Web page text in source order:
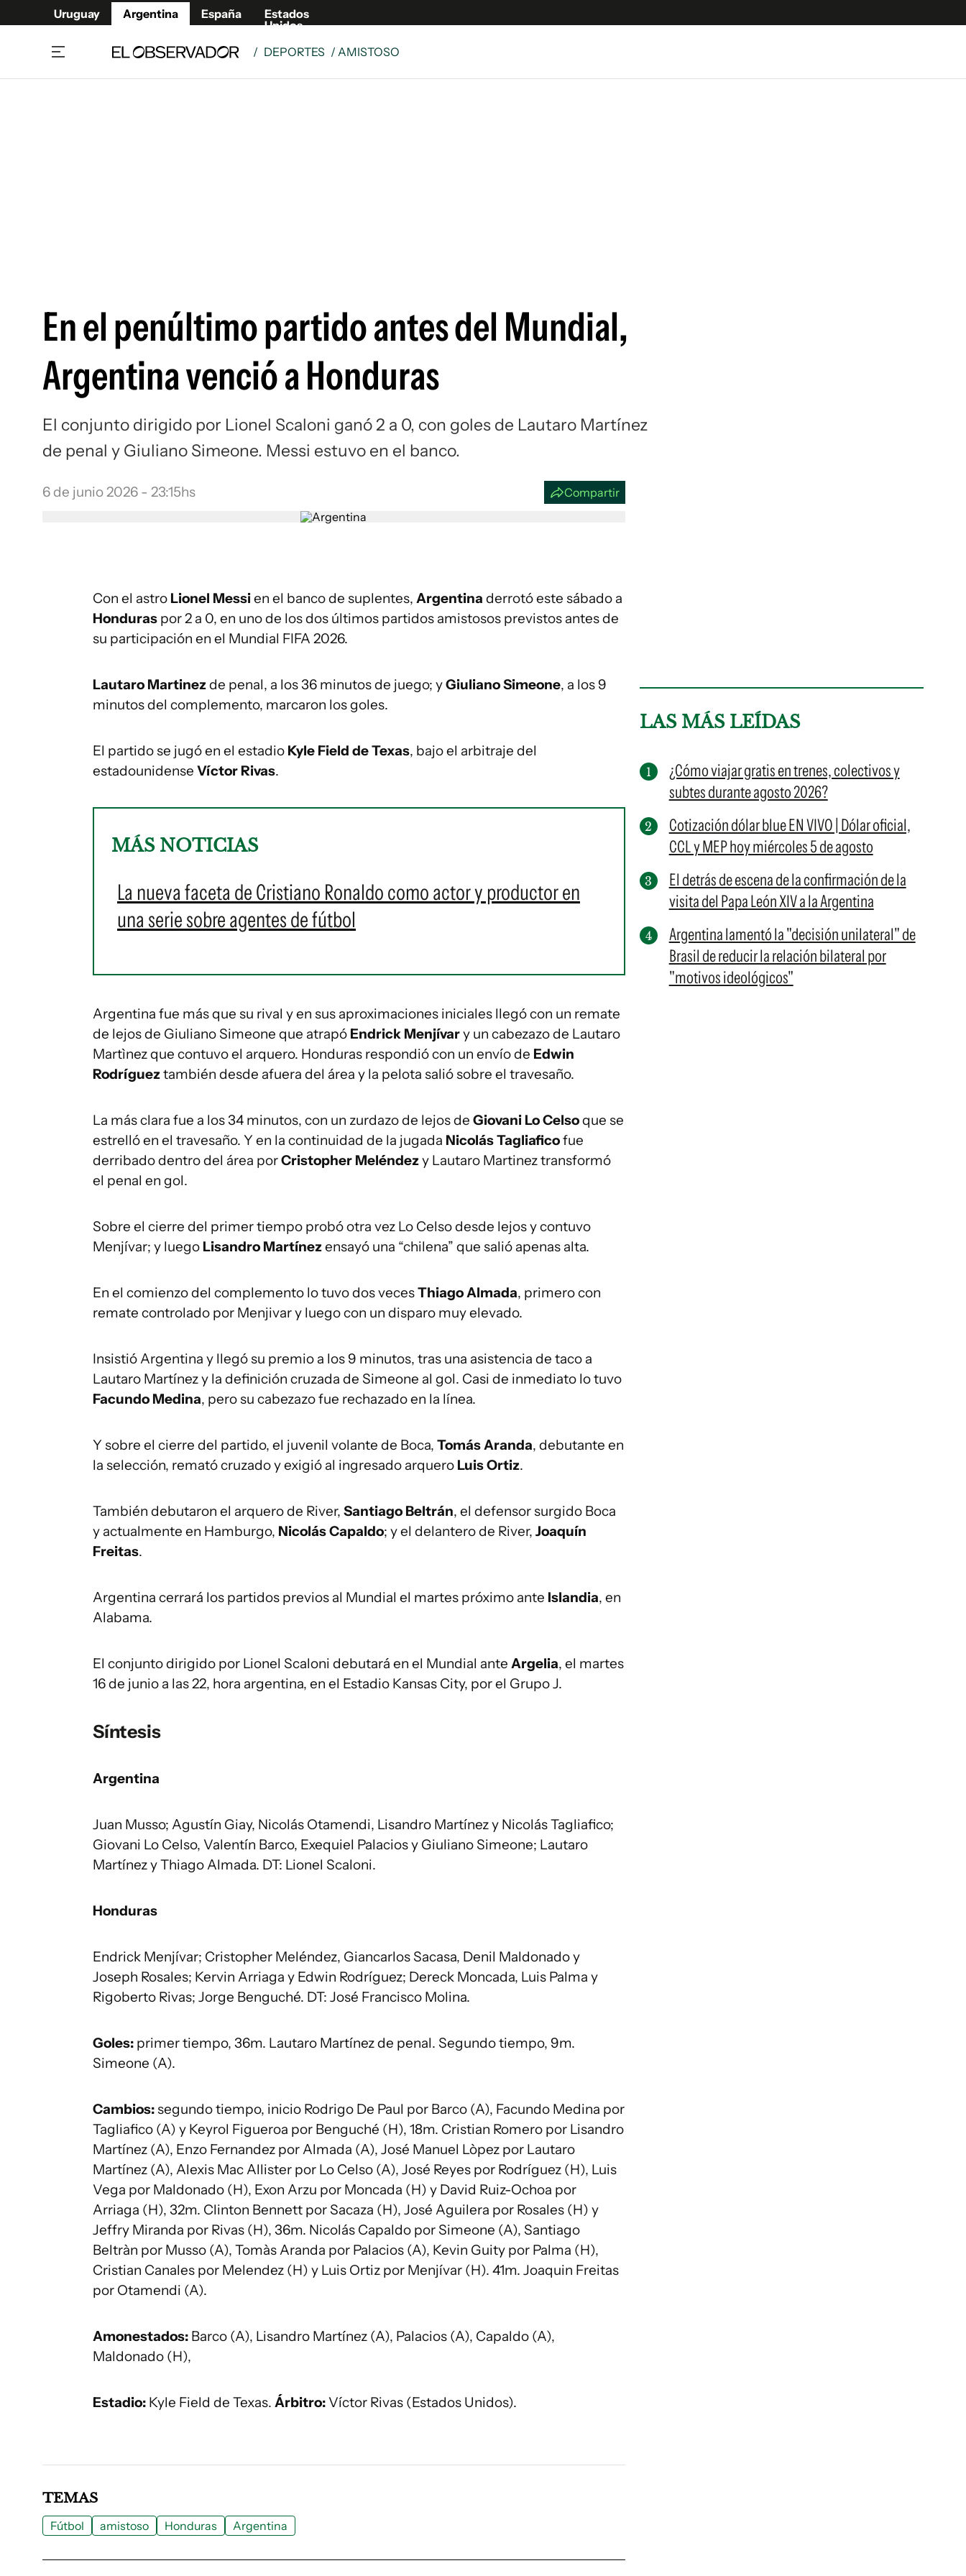
Uruguay Argentina España
Estados
Unidos
/ DEPORTES / AMISTOSO
En el penúltimo partido antes del Mundial,
Argentina venció a Honduras
El conjunto dirigido por Lionel Scaloni ganó 2 a 0, con goles de Lautaro Martínez
de penal y Giuliano Simeone. Messi estuvo en el banco.
6 de junio 2026 - 23:15hs Compartir
Con el astro Lionel Messi en el banco de suplentes, Argentina derrotó este sábado a
Honduras por 2 a 0, en uno de los dos últimos partidos amistosos previstos antes de
su participación en el Mundial FIFA 2026.
Lautaro Martinezde penal, a los 36 minutos de juego; yGiuliano Simeone, a los 9
minutos del complemento, marcaron los goles.
El partido se jugó en el estadio Kyle Field de Texas, bajo el arbitraje del
estadounidense Víctor Rivas.
MÁS NOTICIAS
La nueva faceta de Cristiano Ronaldo como actor y productor en
una serie sobre agentes de fútbol
Argentina fue más que su rival y en sus aproximaciones iniciales llegó con un remate
de lejos de Giuliano Simeone que atrapó Endrick Menjívary un cabezazo de Lautaro
Martìnez que contuvo el arquero. Honduras respondió con un envío de Edwin
Rodrígueztambién desde afuera del área y la pelota salió sobre el travesaño.
La más clara fue a los 34 minutos, con un zurdazo de lejos de Giovani Lo Celsoque se
estrelló en el travesaño. Y en la continuidad de la jugada Nicolás Tagliaficofue
derribado dentro del área porCristopher Meléndezy Lautaro Martinez transformó
el penal en gol.
Sobre el cierre del primer tiempo probó otra vez Lo Celso desde lejos y contuvo
Menjívar; y luego Lisandro Martínezensayó una “chilena” que salió apenas alta.
En el comienzo del complemento lo tuvo dos vecesThiago Almada, primero con
remate controlado por Menjivar y luego con un disparo muy elevado.
Insistió Argentina y llegó su premio a los 9 minutos, tras una asistencia de taco a
Lautaro Martínez y la definición cruzada de Simeone al gol. Casi de inmediato lo tuvo
Facundo Medina, pero su cabezazo fue rechazado en la línea.
Y sobre el cierre del partido, el juvenil volante de Boca, Tomás Aranda, debutante en
la selección, remató cruzado y exigió al ingresado arquero Luis Ortiz.
También debutaron el arquero de River, Santiago Beltrán, el defensor surgido Boca
y actualmente en Hamburgo, Nicolás Capaldo; y el delantero de River, Joaquín
Freitas.
Argentina cerrará los partidos previos al Mundial el martes próximo ante Islandia, en
Alabama.
El conjunto dirigido por Lionel Scaloni debutará en el Mundial ante Argelia, el martes
16 de junio a las 22, hora argentina, en el Estadio Kansas City, por el Grupo J.
Síntesis
Argentina
Juan Musso; Agustín Giay, Nicolás Otamendi, Lisandro Martínez y Nicolás Tagliafico;
Giovani Lo Celso, Valentín Barco, Exequiel Palacios y Giuliano Simeone; Lautaro
Martínez y Thiago Almada. DT: Lionel Scaloni.
Honduras
Endrick Menjívar; Cristopher Meléndez, Giancarlos Sacasa, Denil Maldonado y
Joseph Rosales; Kervin Arriaga y Edwin Rodríguez; Dereck Moncada, Luis Palma y
Rigoberto Rivas; Jorge Benguché. DT: José Francisco Molina.
Goles: primer tiempo, 36m. Lautaro Martínez de penal. Segundo tiempo, 9m.
Simeone (A).
Cambios:segundo tiempo, inicio Rodrigo De Paul por Barco (A), Facundo Medina por
Tagliafico (A) y Keyrol Figueroa por Benguché (H), 18m. Cristian Romero por Lisandro
Martínez (A), Enzo Fernandez por Almada (A), José Manuel Lòpez por Lautaro
Martínez (A), Alexis Mac Allister por Lo Celso (A), José Reyes por Rodríguez (H), Luis
Vega por Maldonado (H), Exon Arzu por Moncada (H) y David Ruiz-Ochoa por
Arriaga (H), 32m. Clinton Bennett por Sacaza (H), José Aguilera por Rosales (H) y
Jeffry Miranda por Rivas (H), 36m. Nicolás Capaldo por Simeone (A), Santiago
Beltràn por Musso (A), Tomàs Aranda por Palacios (A), Kevin Guity por Palma (H),
Cristian Canales por Melendez (H) y Luis Ortiz por Menjívar (H). 41m. Joaquin Freitas
por Otamendi (A).
Amonestados: Barco (A), Lisandro Martínez (A), Palacios (A), Capaldo (A),
Maldonado (H),
Estadio: Kyle Field de Texas. Árbitro:Víctor Rivas (Estados Unidos).
TEMAS
Fútbol amistoso Honduras Argentina
LAS MÁS LEÍDAS
¿Cómo viajar gratis en trenes, colectivos y
subtes durante agosto 2026?
Cotización dólar blue EN VIVO | Dólar oficial,
CCL y MEP hoy miércoles 5 de agosto
El detrás de escena de la confirmación de la
visita del Papa León XIV a la Argentina
Argentina lamentó la "decisión unilateral" de
Brasil de reducir la relación bilateral por
"motivos ideológicos"